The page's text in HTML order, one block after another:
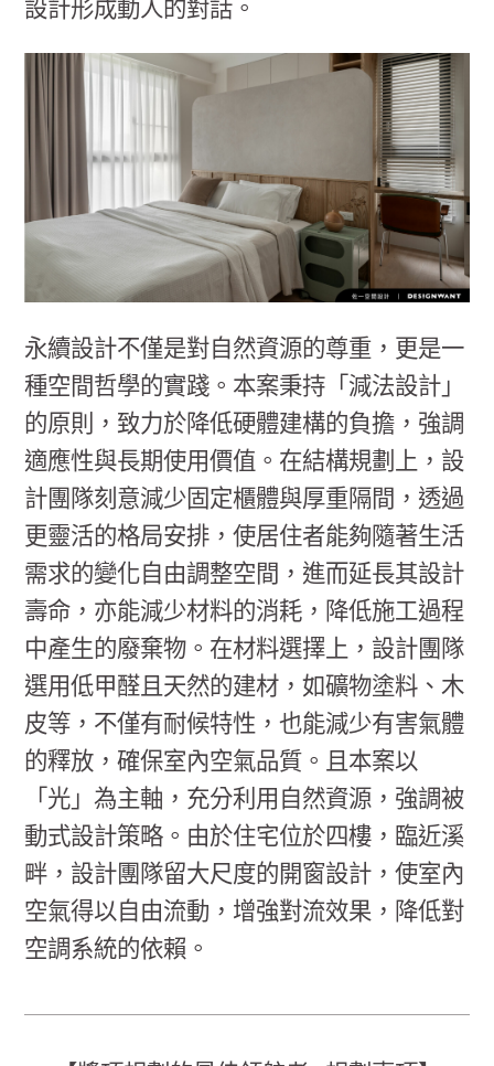
設計形成動人的對話。
永續設計不僅是對自然資源的尊重，更是一
種空間哲學的實踐。本案秉持「減法設計」
的原則，致力於降低硬體建構的負擔，強調
適應性與長期使用價值。在結構規劃上，設
計團隊刻意減少固定櫃體與厚重隔間，透過
更靈活的格局安排，使居住者能夠隨著生活
需求的變化自由調整空間，進而延長其設計
壽命，亦能減少材料的消耗，降低施工過程
中產生的廢棄物。在材料選擇上，設計團隊
選用低甲醛且天然的建材，如礦物塗料、木
皮等，不僅有耐候特性，也能減少有害氣體
的釋放，確保室內空氣品質。且本案以
「光」為主軸，充分利用自然資源，強調被
動式設計策略。由於住宅位於四樓，臨近溪
畔，設計團隊留大尺度的開窗設計，使室內
空氣得以自由流動，增強對流效果，降低對
空調系統的依賴。